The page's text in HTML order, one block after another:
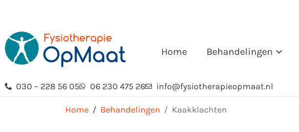
Home Behandelingen
030 – 228 56 05 06 230 475 26 info@fysiotherapieopmaat.nl
Home Behandelingen Kaakklachten